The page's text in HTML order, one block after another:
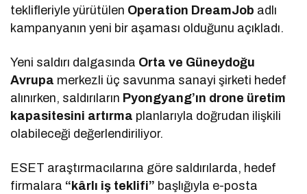
teklifleriyle yürütülen Operation DreamJob adlı
kampanyanın yeni bir aşaması olduğunu açıkladı.
Yeni saldırı dalgasında Orta ve Güneydoğu
Avrupa merkezli üç savunma sanayi şirketi hedef
alınırken, saldırıların Pyongyang’ın drone üretim
kapasitesini artırma planlarıyla doğrudan ilişkili
olabileceği değerlendiriliyor.
ESET araştırmacılarına göre saldırılarda, hedef
firmalara “kârlı iş teklifi” başlığıyla e-posta